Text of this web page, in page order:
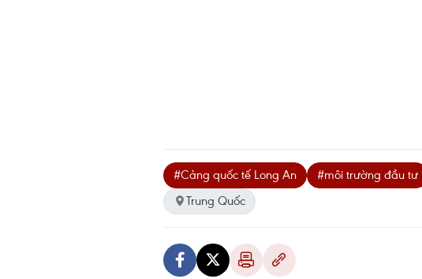
#Cảng quốc tế Long An #môi trường đầu tư
Trung Quốc